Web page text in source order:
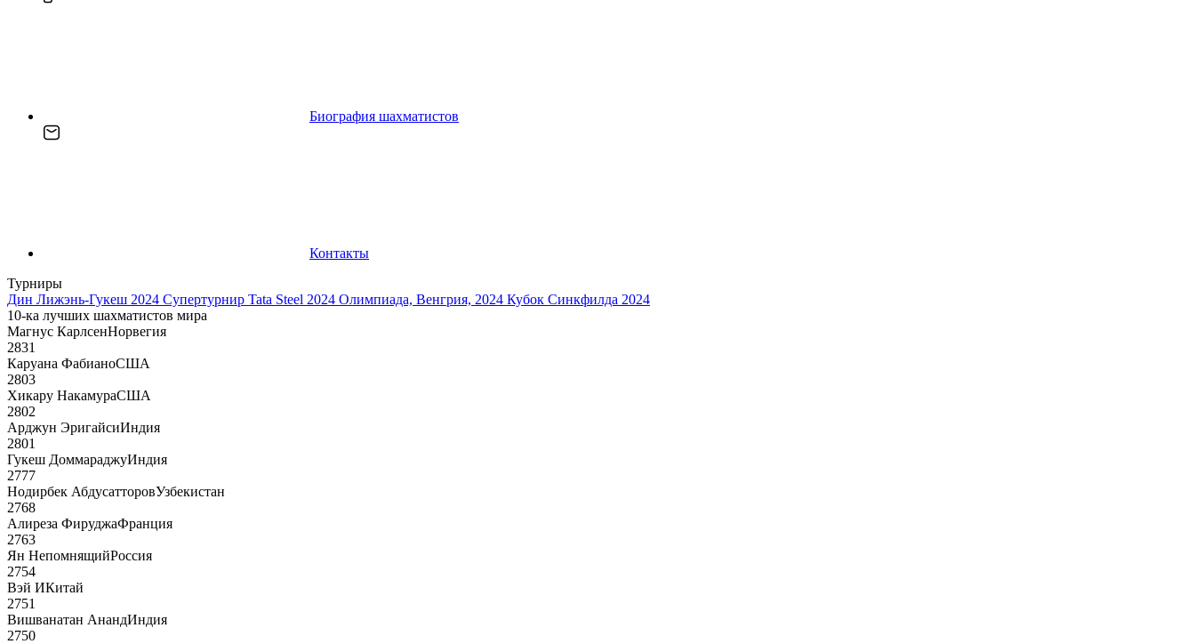
Биография шахматистов
Контакты
Турниры
Дин Лижэнь-Гукеш 2024 Супертурнир Tata Steel 2024 Олимпиада, Венгрия, 2024 Кубок Синкфилда 2024
10-ка лучших шахматистов мира
Магнус КарлсенНорвегия
2831
Каруана ФабианоСША
2803
Хикару НакамураСША
2802
Арджун ЭригайсиИндия
2801
Гукеш ДоммараджуИндия
2777
Нодирбек АбдусатторовУзбекистан
2768
Алиреза ФируджаФранция
2763
Ян НепомнящийРоссия
2754
Вэй ИКитай
2751
Вишванатан АнандИндия
2750